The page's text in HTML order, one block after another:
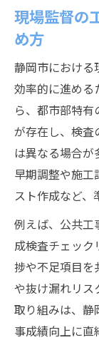
現場監督の
め方
静岡市における
効率的に進める
ら、都市部特
が存在し、検査
は異なる場合が
早期調整や施工
スト作成など、
例えば、公共工
成検査チェッ
捗や不足項目を
や抜け漏れリス
取り組みは、静
事成績向上に直